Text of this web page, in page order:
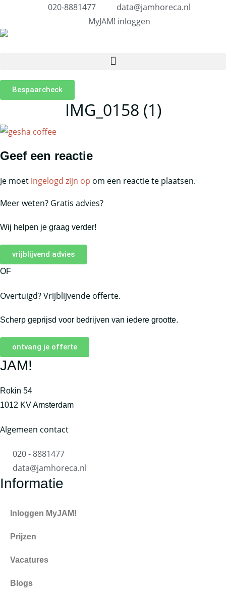
020-8881477
data@jamhoreca.nl
MyJAM! inloggen
Bespaarcheck
IMG_0158 (1)
Geef een reactie
Je moet ingelogd zijn op om een reactie te plaatsen.
Meer weten? Gratis advies?
Wij helpen je graag verder!
vrijblijvend advies
OF
Overtuigd? Vrijblijvende offerte.
Scherp geprijsd voor bedrijven van iedere grootte.
ontvang je offerte
JAM!
Rokin 54
1012 KV Amsterdam
Algemeen contact
020 - 8881477
data@jamhoreca.nl
Informatie
Inloggen MyJAM!
Prijzen
Vacatures
Blogs